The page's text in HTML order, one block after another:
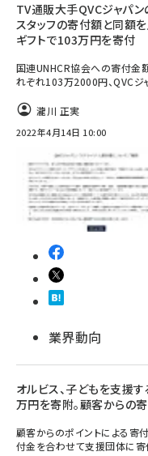
TV通販大手QVCジャパン
スタッフの寄付額と同額を
ギフトで103万円を寄付
国連UNHCR協会への寄付金
れぞれ103万2000円、QVC
瀧川 正実
2022年4月14日 10:00
業界動向
オルビス、子どもを支援
万円を寄附。顧客からの
顧客からのポイントによる寄
付金を合わせて支援団体に寄